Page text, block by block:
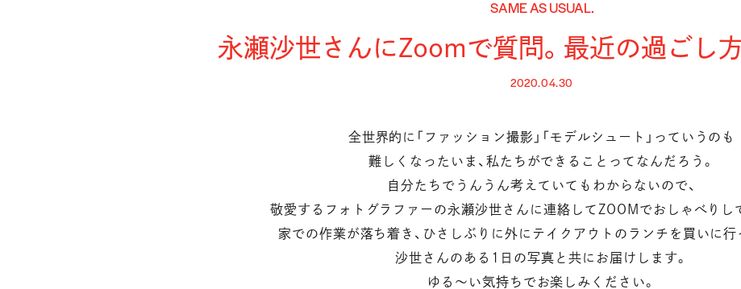
SAME AS USUAL.
永瀬沙世さんにZoomで質問。最近の過ごし方
2020.04.30
全世界的に「ファッション撮影」「モデルシュート」っていうのも
難しくなったいま、私たちができることってなんだろう。
自分たちでうんうん考えていてもわからないので、
敬愛するフォトグラファーの永瀬沙世さんに連絡してZOOMでおしゃべりし
家での作業が落ち着き、ひさしぶりに外にテイクアウトのランチを買いに行
沙世さんのある1日の写真と共にお届けします。
ゆる〜い気持ちでお楽しみください。